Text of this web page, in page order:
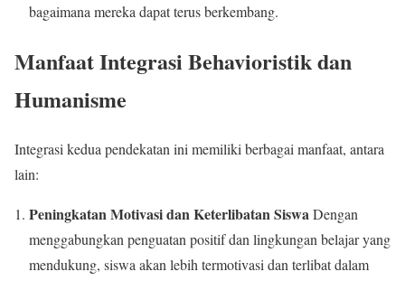
bagaimana mereka dapat terus berkembang.
Manfaat Integrasi Behavioristik dan
Humanisme
Integrasi kedua pendekatan ini memiliki berbagai manfaat, antara
lain:
Peningkatan Motivasi dan Keterlibatan Siswa Dengan
menggabungkan penguatan positif dan lingkungan belajar yang
mendukung, siswa akan lebih termotivasi dan terlibat dalam